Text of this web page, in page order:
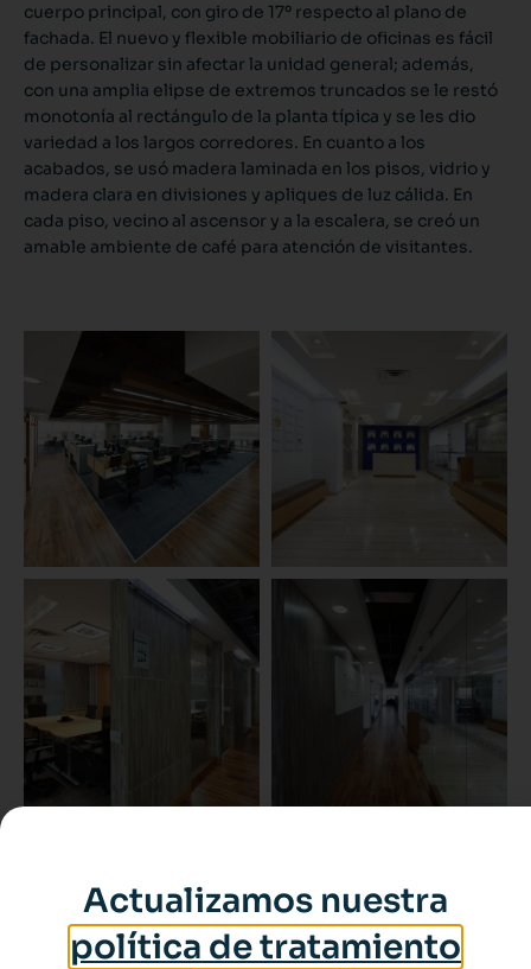
cuerpo principal, con giro de 17º respecto al plano de
fachada. El nuevo y flexible mobiliario de oficinas es fácil
de personalizar sin afectar la unidad general; además,
con una amplia elipse de extremos truncados se le restó
monotonía al rectángulo de la planta típica y se les dio
variedad a los largos corredores. En cuanto a los
acabados, se usó madera laminada en los pisos, vidrio y
madera clara en divisiones y apliques de luz cálida. En
cada piso, vecino al ascensor y a la escalera, se creó un
amable ambiente de café para atención de visitantes.
Actualizamos nuestra
política de tratamiento